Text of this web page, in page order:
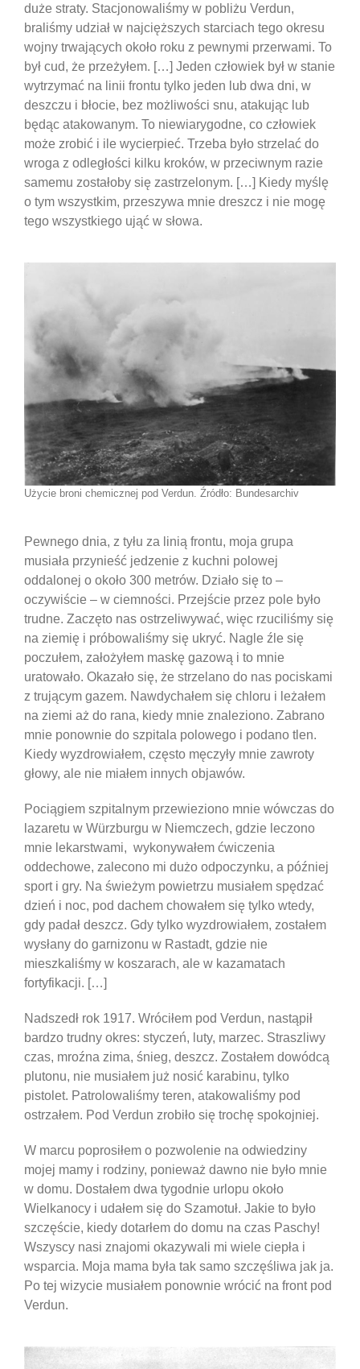
duże straty. Stacjonowaliśmy w pobliżu Verdun,
braliśmy udział w najcięższych starciach tego okresu
wojny trwających około roku z pewnymi przerwami. To
był cud, że przeżyłem. […] Jeden człowiek był w stanie
wytrzymać na linii frontu tylko jeden lub dwa dni, w
deszczu i błocie, bez możliwości snu, atakując lub
będąc atakowanym. To niewiarygodne, co człowiek
może zrobić i ile wycierpieć. Trzeba było strzelać do
wroga z odległości kilku kroków, w przeciwnym razie
samemu zostałoby się zastrzelonym. […] Kiedy myślę
o tym wszystkim, przeszywa mnie dreszcz i nie mogę
tego wszystkiego ująć w słowa.
Użycie broni chemicznej pod Verdun. Źródło: Bundesarchiv
Pewnego dnia, z tyłu za linią frontu, moja grupa
musiała przynieść jedzenie z kuchni polowej
oddalonej o około 300 metrów. Działo się to –
oczywiście – w ciemności. Przejście przez pole było
trudne. Zaczęto nas ostrzeliwywać, więc rzuciliśmy się
na ziemię i próbowaliśmy się ukryć. Nagle źle się
poczułem, założyłem maskę ​​gazową i to mnie
uratowało. Okazało się, że strzelano do nas pociskami
z trującym gazem. Nawdychałem się chloru i leżałem
na ziemi aż do rana, kiedy mnie znaleziono. Zabrano
mnie ponownie do szpitala polowego i podano tlen.
Kiedy wyzdrowiałem, często męczyły mnie zawroty
głowy, ale nie miałem innych objawów.
Pociągiem szpitalnym przewieziono mnie wówczas do
lazaretu w Würzburgu w Niemczech, gdzie leczono
mnie lekarstwami, wykonywałem ćwiczenia
oddechowe, zalecono mi dużo odpoczynku, a później
sport i gry. Na świeżym powietrzu musiałem spędzać
dzień i noc, pod dachem chowałem się tylko wtedy,
gdy padał deszcz. Gdy tylko wyzdrowiałem, zostałem
wysłany do garnizonu w Rastadt, gdzie nie
mieszkaliśmy w koszarach, ale w kazamatach
fortyfikacji. […]
Nadszedł rok 1917. Wróciłem pod Verdun, nastąpił
bardzo trudny okres: styczeń, luty, marzec. Straszliwy
czas, mroźna zima, śnieg, deszcz. Zostałem dowódcą
plutonu, nie musiałem już nosić karabinu, tylko
pistolet. Patrolowaliśmy teren, atakowaliśmy pod
ostrzałem. Pod Verdun zrobiło się trochę spokojniej.
W marcu poprosiłem o pozwolenie na odwiedziny
mojej mamy i rodziny, ponieważ dawno nie było mnie
w domu. Dostałem dwa tygodnie urlopu około
Wielkanocy i udałem się do Szamotuł. Jakie to było
szczęście, kiedy dotarłem do domu na czas Paschy!
Wszyscy nasi znajomi okazywali mi wiele ciepła i
wsparcia. Moja mama była tak samo szczęśliwa jak ja.
Po tej wizycie musiałem ponownie wrócić na front pod
Verdun.